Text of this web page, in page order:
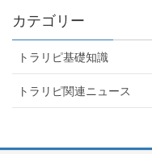
カテゴリー
トラリピ基礎知識
トラリピ関連ニュース